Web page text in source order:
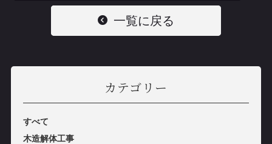
一覧に戻る
カテゴリー
すべて
木造解体工事